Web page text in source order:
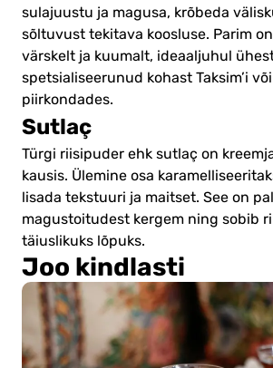
sulajuustu ja magusa, krõbeda
sõltuvust tekitava koosluse. Parim
värskelt ja kuumalt, ideaaljuhul
spetsialiseerunud kohast Taksim’i
piirkondades.
Sutlaç
Türgi riisipuder ehk sutlaç on
kausis. Ülemine osa
lisada tekstuuri ja maitset. See on
magustoitudest kergem ning sobib
täiuslikuks lõpuks.
Joo kindlasti